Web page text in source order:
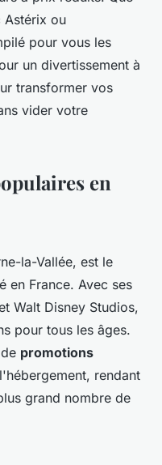
Astérix ou
pour vous les
un divertissement à
transformer vos
vider votre
en
la-Vallée, est le
en France. Avec ses
Walt Disney Studios,
pour tous les âges.
promotions
rendant
grand nombre de